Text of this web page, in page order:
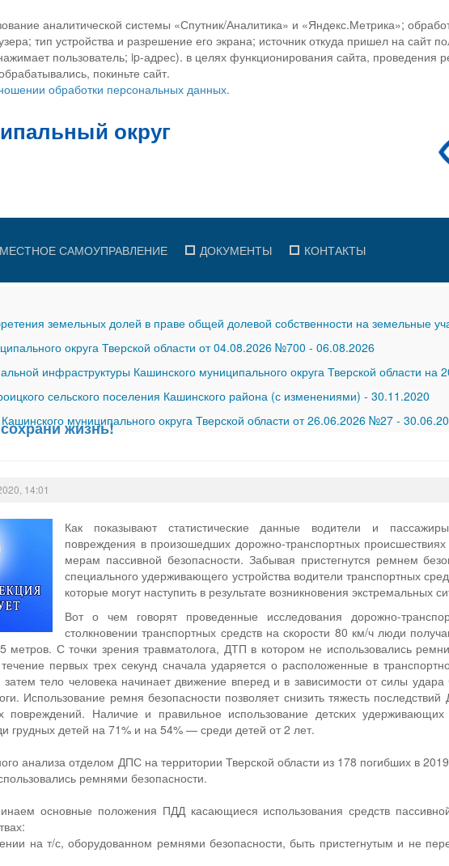
аналитической системы «Спутник/Аналитика» и «Яндекс.Метрика»;
тип устройства и разрешение его экрана; источник откуда пришел на сайт
пользователь; ip-адрес). в целях функционирования сайта, проведения
покиньте сайт.
обработки персональных данных.
МЕСТНОЕ САМОУПРАВЛЕНИЕ ДОКУМЕНТЫ КОНТАКТЫ
земельных долей в праве общей долевой собственности на земельные
округа Тверской области от 04.08.2026 №700 - 06.08.2026
инфраструктуры Кашинского муниципального округа Тверской области на
сельского поселения Кашинского района (с изменениями) - 30.11.2020
муниципального округа Тверской области от 26.06.2026 №27 -
жизнь!
14:01
Как показывают статистические данные водители и
повреждения в произошедших дорожно-транспортных происшествиях
мерам пассивной безопасности. Забывая пристегнутся ремнем
специального удерживающего устройства водители транспортных
которые могут наступить в результате возникновения экстремальных
Вот о чем говорят проведенные исследования дорожно-
столкновении транспортных средств на скорости 80 км/ч люди
метров. С точки зрения травматолога, ДТП в котором не использовались
первых трех секунд сначала ударяется о расположенные в
тело человека начинает движение вперед и в зависимости от силы
Использование ремня безопасности позволяет снизить тяжесть
повреждений. Наличие и правильное использование детских
грудных детей на 71% и на 54% — среди детей от 2 лет.
анализа отделом ДПС на территории Тверской области из 178 погибших в
ремнями безопасности.
основные положения ПДД касающиеся использования средств
на т/с, оборудованном ремнями безопасности, быть пристегнутым и не